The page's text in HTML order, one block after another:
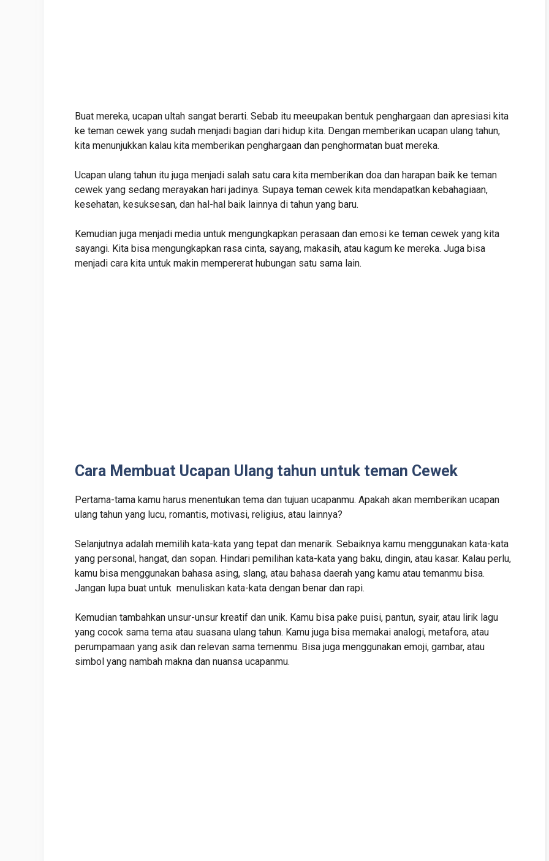
Buat mereka, ucapan ultah sangat berarti. Sebab itu meeupakan bentuk penghargaan dan apresiasi kita
ke teman cewek yang sudah menjadi bagian dari hidup kita. Dengan memberikan ucapan ulang tahun,
kita menunjukkan kalau kita memberikan penghargaan dan penghormatan buat mereka.
Ucapan ulang tahun itu juga menjadi salah satu cara kita memberikan doa dan harapan baik ke teman
cewek yang sedang merayakan hari jadinya. Supaya teman cewek kita mendapatkan kebahagiaan,
kesehatan, kesuksesan, dan hal-hal baik lainnya di tahun yang baru.
Kemudian juga menjadi media untuk mengungkapkan perasaan dan emosi ke teman cewek yang kita
sayangi. Kita bisa mengungkapkan rasa cinta, sayang, makasih, atau kagum ke mereka. Juga bisa
menjadi cara kita untuk makin mempererat hubungan satu sama lain.
Cara Membuat Ucapan Ulang tahun untuk teman Cewek
Pertama-tama kamu harus menentukan tema dan tujuan ucapanmu. Apakah akan memberikan ucapan
ulang tahun yang lucu, romantis, motivasi, religius, atau lainnya?
Selanjutnya adalah memilih kata-kata yang tepat dan menarik. Sebaiknya kamu menggunakan kata-kata
yang personal, hangat, dan sopan. Hindari pemilihan kata-kata yang baku, dingin, atau kasar. Kalau perlu,
kamu bisa menggunakan bahasa asing, slang, atau bahasa daerah yang kamu atau temanmu bisa.
Jangan lupa buat untuk menuliskan kata-kata dengan benar dan rapi.
Kemudian tambahkan unsur-unsur kreatif dan unik. Kamu bisa pake puisi, pantun, syair, atau lirik lagu
yang cocok sama tema atau suasana ulang tahun. Kamu juga bisa memakai analogi, metafora, atau
perumpamaan yang asik dan relevan sama temenmu. Bisa juga menggunakan emoji, gambar, atau
simbol yang nambah makna dan nuansa ucapanmu.